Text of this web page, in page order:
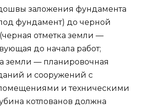
заложения фундамента
фундамент) до черной
отметка земли —
до начала работ;
земли — планировочная
и сооружений с
и техническими
котлованов должна